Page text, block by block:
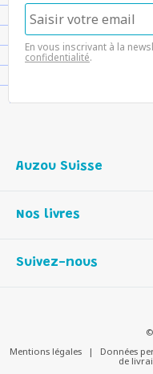
En vous inscrivant à la
confidentialité.
Auzou Suisse
Notre histoire
Contactez-nous
Nos livres
Livres enfants
Suivez-nous
Mentions légales
| Données
de